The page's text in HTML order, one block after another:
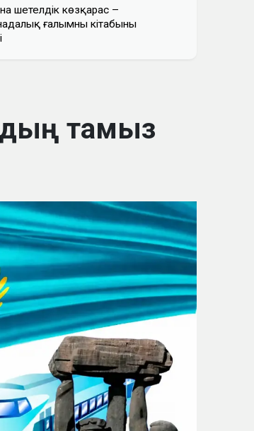
шетелдік көзқарас –
ғалымның кітабының
тамыз